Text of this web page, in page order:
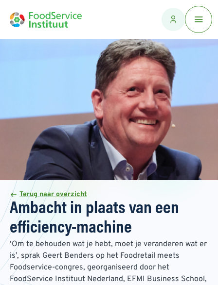
Terug naar overzicht
Ambacht in plaats van een
efficiency-machine
‘Om te behouden wat je hebt, moet je veranderen wat er
is’, sprak Geert Benders op het Foodretail meets
Foodservice-congres, georganiseerd door het
FoodService Instituut Nederland, EFMI Business School,